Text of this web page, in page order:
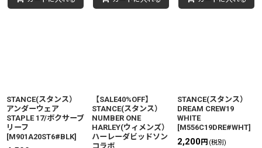
STANCE(スタンス）
アンダーウェア
STAPLE 17/ボクサーブ
リーフ
[M901A20ST6#BLK]
【SALE40%OFF】
STANCE(スタンス）
NUMBER ONE
HARLEY(ウィメンズ）
ハーレーダビッドソン
コラボ
STANCE(スタンス）
DREAM CREW19
WHITE
[M556C19DRE#WHT]
2,200円 (税別)